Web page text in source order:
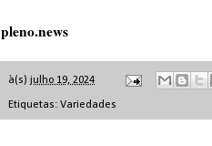
pleno.news
à(s) julho 19, 2024
Etiquetas: Variedades